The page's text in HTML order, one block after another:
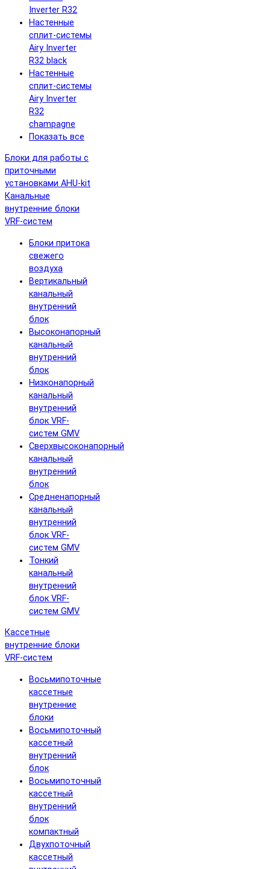
Inverter R32
Настенные
сплит-системы
Airy Inverter
R32 black
Настенные
сплит-системы
Airy Inverter
R32
champagne
Показать все
Блоки для работы с
приточными
установками AHU-kit
Канальные
внутренние блоки
VRF-систем
Блоки притока
свежего
воздуха
Вертикальный
канальный
внутренний
блок
Высоконапорный
канальный
внутренний
блок
Низконапорный
канальный
внутренний
блок VRF-
систем GMV
Сверхвысоконапорный
канальный
внутренний
блок
Средненапорный
канальный
внутренний
блок VRF-
систем GMV
Тонкий
канальный
внутренний
блок VRF-
систем GMV
Кассетные
внутренние блоки
VRF-систем
Восьмипоточные
кассетные
внутренние
блоки
Восьмипоточный
кассетный
внутренний
блок
Восьмипоточный
кассетный
внутренний
блок
компактный
Двухпоточный
кассетный